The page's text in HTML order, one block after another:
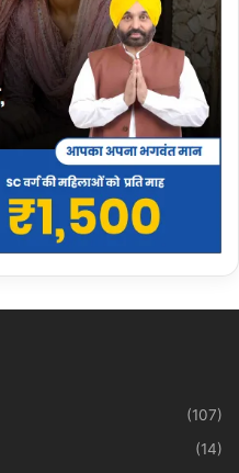
(107)
(14)